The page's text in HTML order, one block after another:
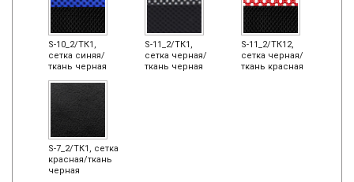
S-10_2/ТК1,
сетка синяя/
ткань черная
S-11_2/ТК1,
сетка черная/
ткань черная
S-11_2/ТК12,
сетка черная/
ткань красная
S-7_2/ТК1, сетка
красная/ткань
черная